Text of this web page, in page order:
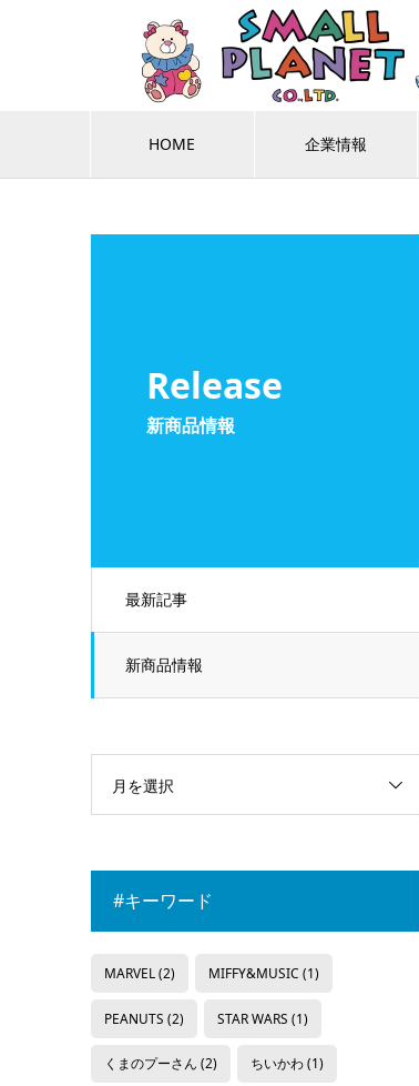
HOME 企業情報
Release
新商品情報
最新記事
新商品情報
月を選択
#キーワード
MARVEL (2) MIFFY&MUSIC (1)
PEANUTS (2) STAR WARS (1)
くまのプーさん (2) ちいかわ(1)